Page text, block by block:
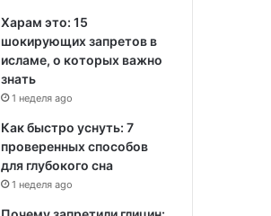
Харам это: 15
шокирующих запретов в
исламе, о которых важно
знать
1 неделя ago
Как быстро уснуть: 7
проверенных способов
для глубокого сна
1 неделя ago